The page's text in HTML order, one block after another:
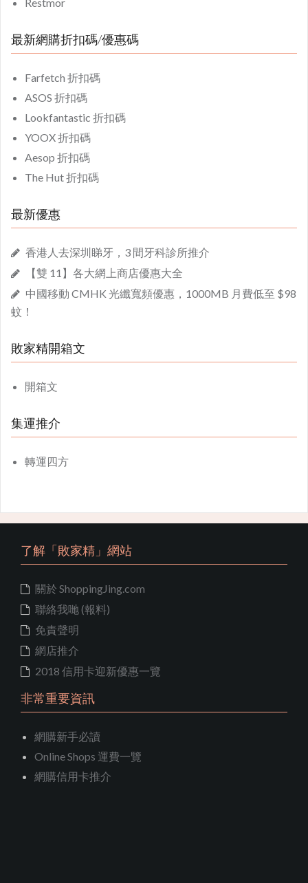
最新網購折扣碼/優惠碼
Farfetch 折扣碼
ASOS 折扣碼
Lookfantastic 折扣碼
YOOX 折扣碼
Aesop 折扣碼
The Hut 折扣碼
最新優惠
香港人去深圳睇牙，3 間牙科診所推介
【雙 11】各大網上商店優惠大全
中國移動 CMHK 光纖寬頻優惠，1000MB 月費低至 $98
蚊！
敗家精開箱文
開箱文
集運推介
轉運四方
了解「敗家精」網站
關於 ShoppingJing.com
聯絡我哋 (報料)
免責聲明
網店推介
2018 信用卡迎新優惠一覽
非常重要資訊
網購新手必讀
Online Shops 運費一覽
網購信用卡推介